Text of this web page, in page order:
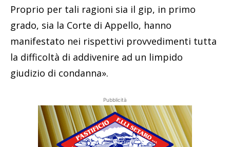
Proprio per tali ragioni sia il gip, in primo
grado, sia la Corte di Appello, hanno
manifestato nei rispettivi provvedimenti tutta
la difficoltà di addivenire ad un limpido
giudizio di condanna».
Pubblicità